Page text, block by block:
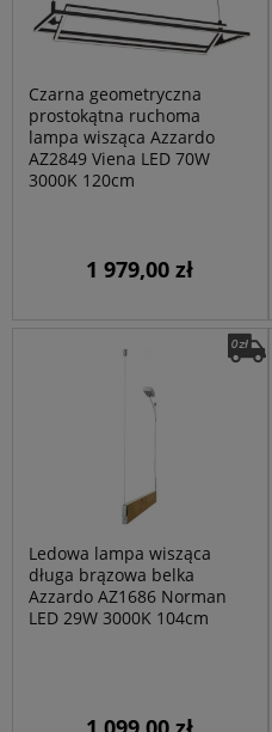
Czarna geometryczna
prostokątna ruchoma
lampa wisząca Azzardo
AZ2849 Viena LED 70W
3000K 120cm
1 979,00 zł
Ledowa lampa wisząca
długa brązowa belka
Azzardo AZ1686 Norman
LED 29W 3000K 104cm